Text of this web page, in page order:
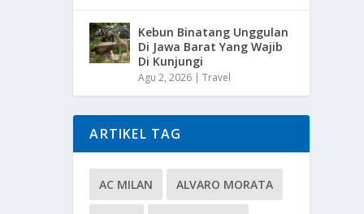
Kebun Binatang Unggulan
Di Jawa Barat Yang Wajib
Di Kunjungi
Agu 2, 2026 |Travel
ARTIKEL TAG
AC MILAN ALVARO MORATA